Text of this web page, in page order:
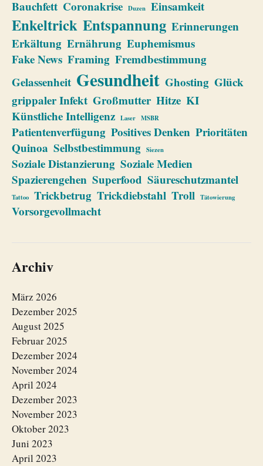
Bauchfett Coronakrise Duzen Einsamkeit
Enkeltrick Entspannung Erinnerungen
Erkältung Ernährung Euphemismus
Fake News Framing Fremdbestimmung
Gelassenheit Gesundheit Ghosting Glück
grippaler Infekt Großmutter Hitze KI
Künstliche Intelligenz Laser MSBR
Patientenverfügung Positives Denken Prioritäten
Quinoa Selbstbestimmung Siezen
Soziale Distanzierung Soziale Medien
Spazierengehen Superfood Säureschutzmantel
Tattoo Trickbetrug Trickdiebstahl Troll Tätowierung
Vorsorgevollmacht
Archiv
März 2026
Dezember 2025
August 2025
Februar 2025
Dezember 2024
November 2024
April 2024
Dezember 2023
November 2023
Oktober 2023
Juni 2023
April 2023